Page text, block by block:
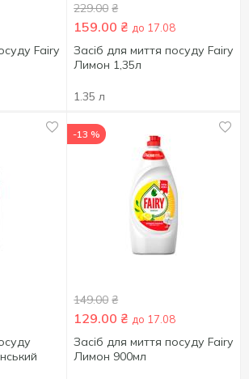
Fairy
229.00 ₴
159.00 ₴ до 17.08
Засіб для миття посуду Fairy
Лимон 1,35л
1.35 л
-13 %
149.00 ₴
129.00 ₴ до 17.08
Засіб для миття посуду Fairy
Лимон 900мл